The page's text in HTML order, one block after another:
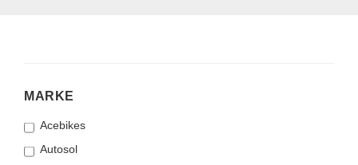
MARKE
MARKE
Acebikes
Autosol